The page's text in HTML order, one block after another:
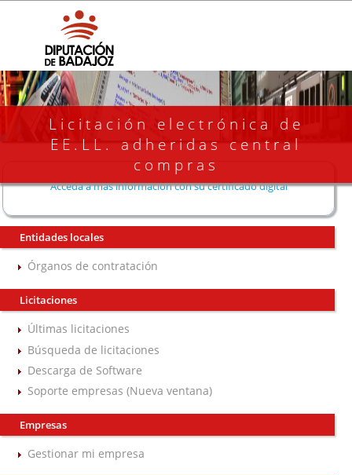
Licitación electrónica de
EE.LL. adheridas central
compras
Acceda a más información con su certificado digital
Entidades locales
Órganos de contratación
Licitaciones
Últimas licitaciones
Búsqueda de licitaciones
Descarga de Software
Soporte empresas (Nueva ventana)
Empresas
Gestionar mi empresa